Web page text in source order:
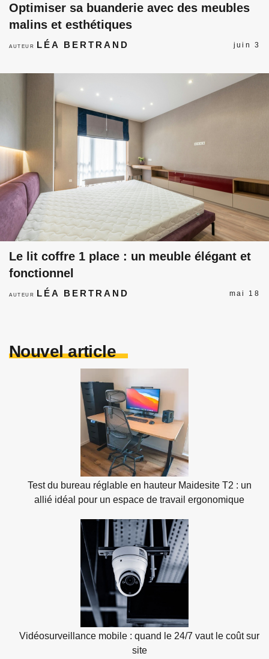
Optimiser sa buanderie avec des meubles
malins et esthétiques
AUTEUR LÉA BERTRAND juin 3
Le lit coffre 1 place : un meuble élégant et
fonctionnel
AUTEUR LÉA BERTRAND mai 18
Nouvel article
Test du bureau réglable en hauteur Maidesite T2 : un
allié idéal pour un espace de travail ergonomique
Vidéosurveillance mobile : quand le 24/7 vaut le coût sur
site